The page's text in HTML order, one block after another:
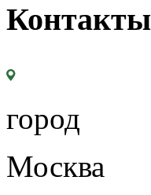
Контакты
город
Москва